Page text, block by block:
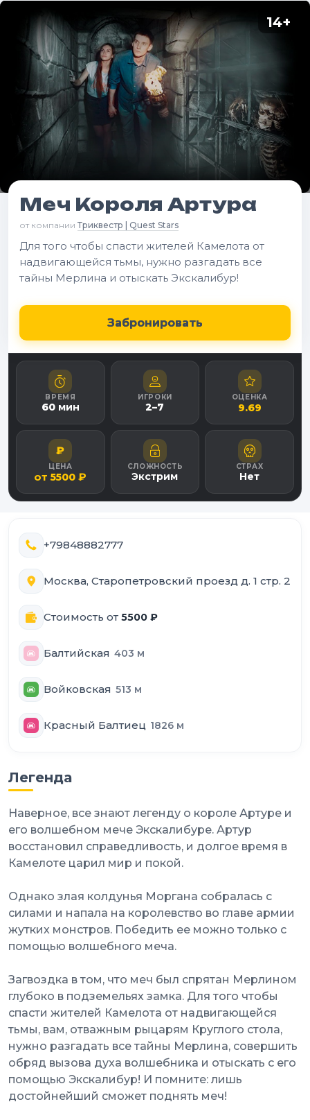
14+
Меч Короля Артура
от компании Триквестр | Quest Stars
Для того чтобы спасти жителей Камелота от
надвигающейся тьмы, нужно разгадать все
тайны Мерлина и отыскать Экскалибур!
Забронировать
ВРЕМЯ
60мин
ИГРОКИ
2–7
ОЦЕНКА
9.69
₽
ЦЕНА
от5500 ₽
СЛОЖНОСТЬ
Экстрим
СТРАХ
Нет
+79848882777
Москва, Старопетровский проезд д. 1 стр. 2
Стоимость от 5500 ₽
Балтийская 403 м
Войковская 513 м
Красный Балтиец 1826 м
Легенда
Наверное, все знают легенду о короле Артуре и
его волшебном мече Экскалибуре. Артур
восстановил справедливость, и долгое время в
Камелоте царил мир и покой.
Однако злая колдунья Моргана собралась с
силами и напала на королевство во главе армии
жутких монстров. Победить ее можно только с
помощью волшебного меча.
Загвоздка в том, что меч был спрятан Мерлином
глубоко в подземельях замка. Для того чтобы
спасти жителей Камелота от надвигающейся
тьмы, вам, отважным рыцарям Круглого стола,
нужно разгадать все тайны Мерлина, совершить
обряд вызова духа волшебника и отыскать с его
помощью Экскалибур! И помните: лишь
достойнейший сможет поднять меч!